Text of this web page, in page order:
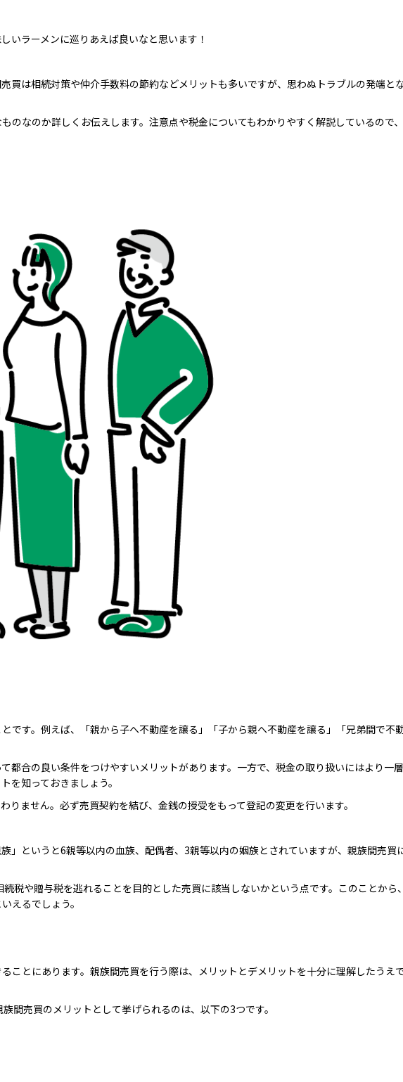
いラーメンに巡りあえば良いなと思います！
買は相続対策や仲介手数料の節約などメリットも多いですが、思わぬトラブルの発端と
のなのか詳しくお伝えします。注意点や税金についてもわかりやすく解説しているので
です。例えば、「親から子へ不動産を譲る」「子から親へ不動産を譲る」「兄弟間で不
都合の良い条件をつけやすいメリットがあります。一方で、税金の取り扱いにはより一
を知っておきましょう。
ません。必ず売買契約を結び、金銭の授受をもって登記の変更を行います。
」というと6親等以内の血族、配偶者、3親等以内の姻族とされていますが、親族間売買
税や贈与税を逃れることを目的とした売買に該当しないかという点です。このことから
えるでしょう。
ことにあります。親族間売買を行う際は、メリットとデメリットを十分に理解したうえ
間売買のメリットとして挙げられるのは、以下の3つです。